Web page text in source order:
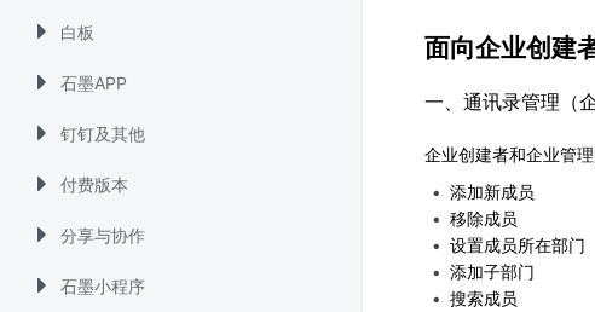
白板
石墨APP
钉钉及其他
付费版本
分享与协作
石墨小程序
面向企业创建
一、通讯录管理（
企业创建者和企业管
添加新成员
移除成员
设置成员所在部门
添加子部门
搜索成员